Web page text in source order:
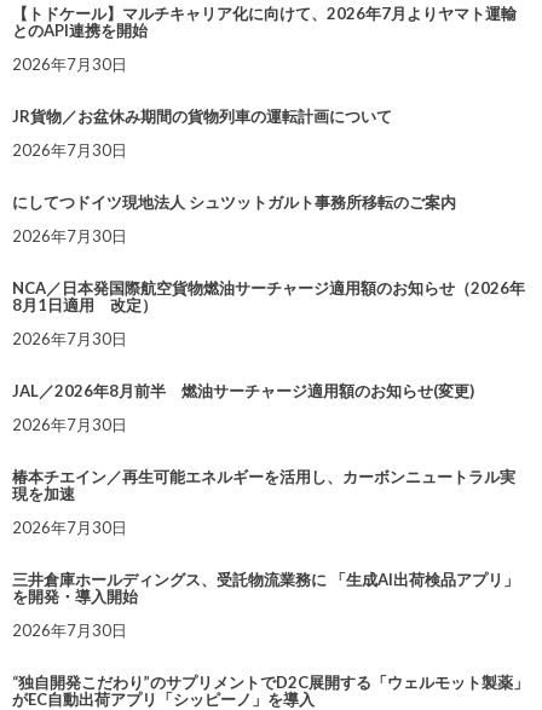
【トドケール】マルチキャリア化に向けて、2026年7月よりヤマト運輸
とのAPI連携を開始
2026年7月30日
JR貨物／お盆休み期間の貨物列車の運転計画について
2026年7月30日
にしてつドイツ現地法人 シュツットガルト事務所移転のご案内
2026年7月30日
NCA／日本発国際航空貨物燃油サーチャージ適用額のお知らせ（2026年
8月1日適用 改定）
2026年7月30日
JAL／2026年8月前半 燃油サーチャージ適用額のお知らせ(変更)
2026年7月30日
椿本チエイン／再生可能エネルギーを活用し、カーボンニュートラル実
現を加速
2026年7月30日
三井倉庫ホールディングス、受託物流業務に 「生成AI出荷検品アプリ」
を開発・導入開始
2026年7月30日
“独自開発こだわり”のサプリメントでD2C展開する「ウェルモット製薬」
がEC自動出荷アプリ「シッピーノ」を導入